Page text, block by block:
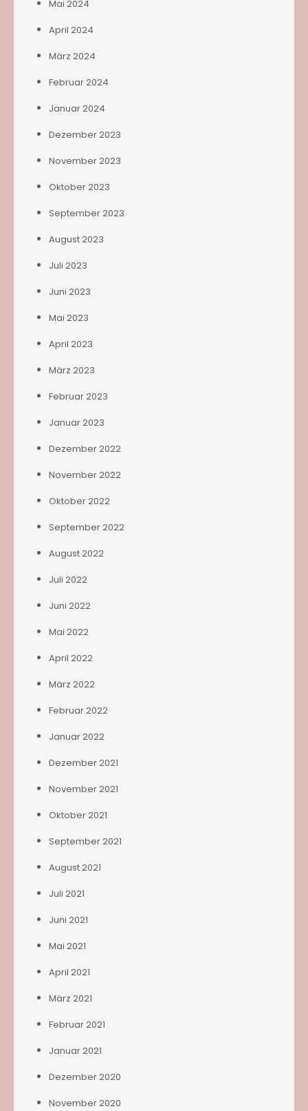
Mai 2024
April 2024
März 2024
Februar 2024
Januar 2024
Dezember 2023
November 2023
Oktober 2023
September 2023
August 2023
Juli 2023
Juni 2023
Mai 2023
April 2023
März 2023
Februar 2023
Januar 2023
Dezember 2022
November 2022
Oktober 2022
September 2022
August 2022
Juli 2022
Juni 2022
Mai 2022
April 2022
März 2022
Februar 2022
Januar 2022
Dezember 2021
November 2021
Oktober 2021
September 2021
August 2021
Juli 2021
Juni 2021
Mai 2021
April 2021
März 2021
Februar 2021
Januar 2021
Dezember 2020
November 2020